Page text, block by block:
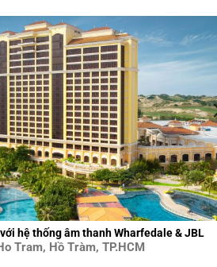
hệ thống âm thanh Wharfedale & JBL
Tram, Hồ Tràm, TP.HCM